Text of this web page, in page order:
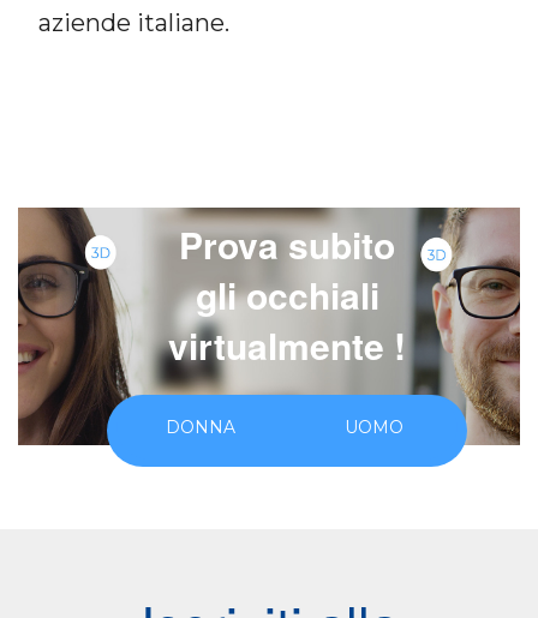
aziende italiane.
Prova subito
gli occhiali
virtualmente !
DONNA UOMO